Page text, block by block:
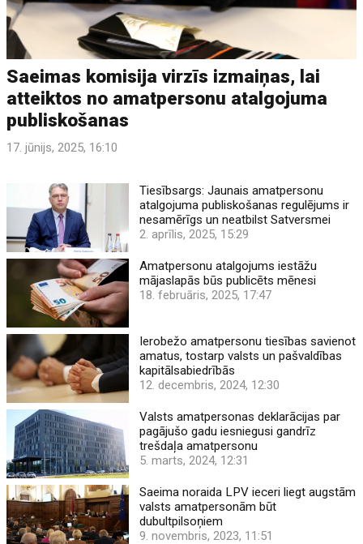
Saeimas komisija virzīs izmaiņas, lai
atteiktos no amatpersonu atalgojuma
publiskošanas
17. jūnijs, 2025, 16:10
Tiesībsargs: Jaunais amatpersonu
atalgojuma publiskošanas regulējums ir
nesamērīgs un neatbilst Satversmei
2. aprīlis, 2025, 15:29
Amatpersonu atalgojums iestāžu
mājaslapās būs publicēts mēnesi
18. februāris, 2025, 17:47
Ierobežo amatpersonu tiesības savienot
amatus, tostarp valsts un pašvaldības
kapitālsabiedrībās
12. decembris, 2024, 12:30
Valsts amatpersonas deklarācijas par
pagājušo gadu iesniegusi gandrīz
trešdaļa amatpersonu
5. marts, 2024, 12:31
Saeima noraida LPV ieceri liegt augstām
valsts amatpersonām būt
dubultpilsoņiem
9. novembris, 2023, 11:51